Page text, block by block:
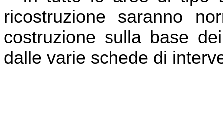
ricostruzione saranno
costruzione sulla base
dalle varie schede di